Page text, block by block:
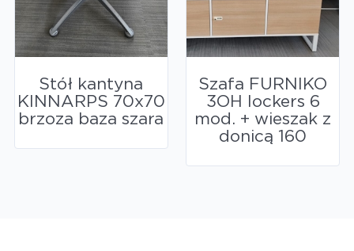
Stół kantyna
KINNARPS 70x70
brzoza baza szara
Szafa FURNIKO
3OH lockers 6
mod. + wieszak z
donicą 160